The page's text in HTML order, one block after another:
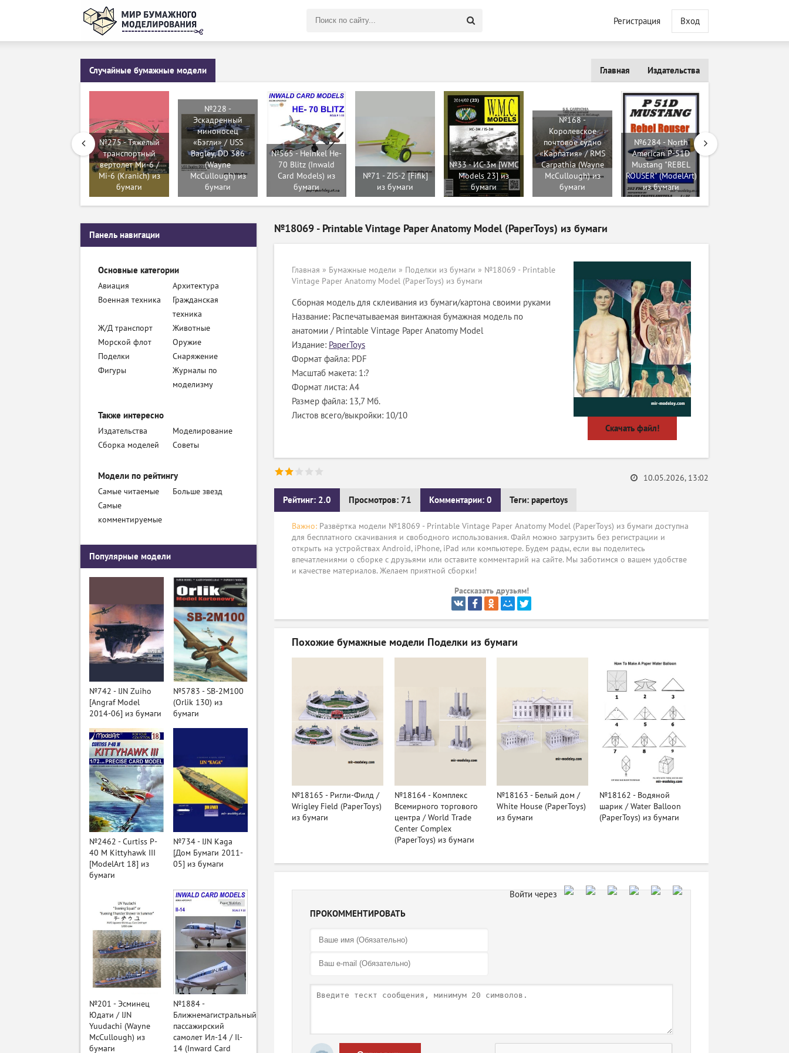
Регистрация Вход
Случайные бумажные модели Издательства
Главная
№275 - Тяжелый
транспортный
вертолет Ми-6 /
Mi-6 (Kranich) из
бумаги
№228 -
Эскадренный
миноносец
«Бэгли» / USS
Bagley, DD 386
(Wayne
McCullough) из
бумаги
№565 - Heinkel He-
70 Blitz (Inwald
Card Models) из
бумаги
№71 - ZIS-2 [Fifik]
из бумаги
№33 - ИС-3м [WMC
Models 23] из
бумаги
№168 -
Королевское
почтовое судно
«Карпатия» / RMS
Carpathia (Wayne
McCullough) из
бумаги
№6284 - North
American P-51D
Mustang "REBEL
ROUSER" (ModelArt)
из бумаги
№18069 - Printable Vintage Paper Anatomy Model (PaperToys) из бумаги
Главная » Бумажные модели » Поделки из бумаги » №18069 - Printable
Vintage Paper Anatomy Model (PaperToys) из бумаги
Сборная модель для склеивания из бумаги/картона своими руками
Название: Распечатываемая винтажная бумажная модель по
анатомии / Printable Vintage Paper Anatomy Model
Издание: PaperToys
Формат файла: PDF
Масштаб макета: 1:?
Формат листа: А4
Размер файла: 13,7 Мб.
Листов всего/выкройки: 10/10
Скачать файл!
Рейтинг: 2.0 Просмотров: 71 Комментарии: 0 Теги: papertoys
10.05.2026, 13:02
Важно: Развёртка модели №18069 - Printable Vintage Paper Anatomy Model (PaperToys) из бумаги доступна
для бесплатного скачивания и свободного использования. Файл можно загрузить без регистрации и
открыть на устройствах Android, iPhone, iPad или компьютере. Будем рады, если вы поделитесь
впечатлениями о сборке с друзьями или оставите комментарий на сайте. Мы заботимся о вашем удобстве
и качестве материалов. Желаем приятной сборки!
Рассказать друзьям!
Похожие бумажные модели Поделки из бумаги
№18165 - Ригли-Филд /
Wrigley Field (PaperToys)
из бумаги
№18164 - Комплекс
Всемирного торгового
центра / World Trade
Center Complex
(PaperToys) из бумаги
№18163 - Белый дом /
White House (PaperToys)
из бумаги
№18162 - Водяной
шарик / Water Balloon
(PaperToys) из бумаги
ПРОКОММЕНТИРОВАТЬ
Панель навигации
Основные категории
Авиация
Архитектура
Военная техника
Гражданская
техника
Ж/Д транспорт
Животные
Морской флот
Оружие
Поделки
Снаряжение
Фигуры
Журналы по
моделизму
Также интересно
Издательства
Моделирование
Сборка моделей
Советы
Модели по рейтингу
Самые читаемые
Больше звезд
Самые
комментируемые
Популярные модели
№742 - IJN Zuiho
[Angraf Model
2014-06] из бумаги
№5783 - SB-2M100
(Orlik 130) из
бумаги
№2462 - Curtiss P-
40 M Kittyhawk III
[ModelArt 18] из
бумаги
№734 - IJN Kaga
[Дом Бумаги 2011-
05] из бумаги
№201 - Эсминец
Юдати / IJN
Yuudachi (Wayne
McCullough) из
бумаги
№1884 -
Ближнемагистральный
пассажирский
самолет Ил-14 / Il-
14 (Inward Card